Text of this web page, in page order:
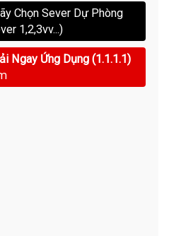
Chọn Sever Dự Phòng
1,2,3vv...)
Ngay Ứng Dụng (1.1.1.1)